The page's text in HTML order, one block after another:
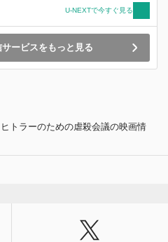
U-NEXTで今すぐ見る
ービスをもっと見る
ヒトラーのための虐殺会議の映画情